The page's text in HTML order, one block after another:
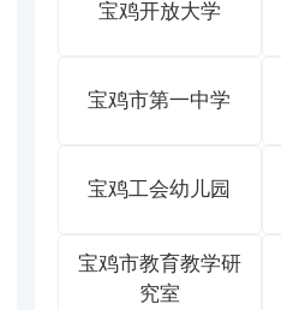
宝鸡开放大学
宝鸡市第一中学
宝鸡工会幼儿园
宝鸡市教育教学研
究室